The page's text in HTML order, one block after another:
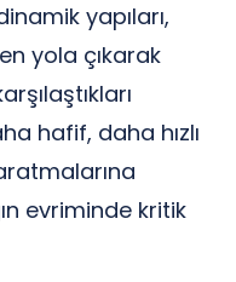
yapıları,
yola çıkarak
hafif, daha hızlı
evriminde kritik